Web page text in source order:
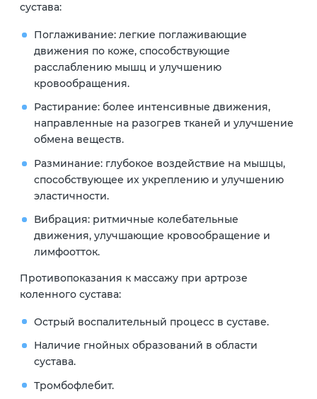
сустава:
Поглаживание: легкие поглаживающие
движения по коже, способствующие
расслаблению мышц и улучшению
кровообращения.
Растирание: более интенсивные движения,
направленные на разогрев тканей и улучшение
обмена веществ.
Разминание: глубокое воздействие на мышцы,
способствующее их укреплению и улучшению
эластичности.
Вибрация: ритмичные колебательные
движения, улучшающие кровообращение и
лимфоотток.
Противопоказания к массажу при артрозе
коленного сустава:
Острый воспалительный процесс в суставе.
Наличие гнойных образований в области
сустава.
Тромбофлебит.